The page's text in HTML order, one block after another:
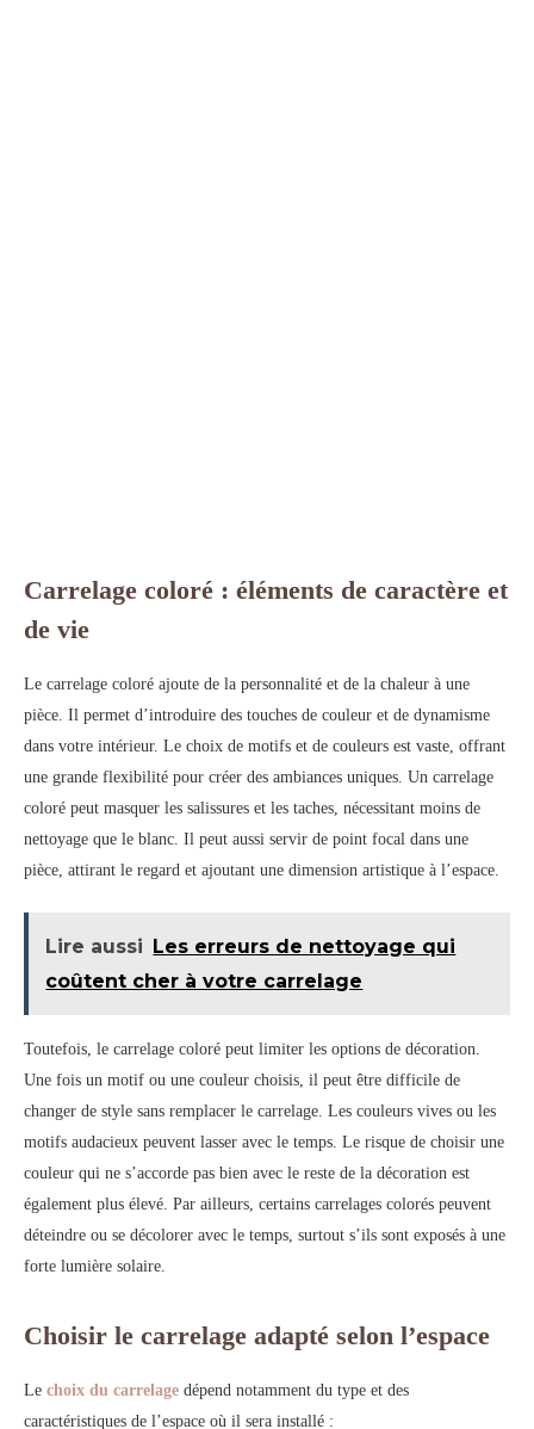
Carrelage coloré : éléments de caractère et
de vie
Le carrelage coloré ajoute de la personnalité et de la chaleur à une
pièce. Il permet d’introduire des touches de couleur et de dynamisme
dans votre intérieur. Le choix de motifs et de couleurs est vaste, offrant
une grande flexibilité pour créer des ambiances uniques. Un carrelage
coloré peut masquer les salissures et les taches, nécessitant moins de
nettoyage que le blanc. Il peut aussi servir de point focal dans une
pièce, attirant le regard et ajoutant une dimension artistique à l’espace.
Lire aussi Les erreurs de nettoyage qui
coûtent cher à votre carrelage
Toutefois, le carrelage coloré peut limiter les options de décoration.
Une fois un motif ou une couleur choisis, il peut être difficile de
changer de style sans remplacer le carrelage. Les couleurs vives ou les
motifs audacieux peuvent lasser avec le temps. Le risque de choisir une
couleur qui ne s’accorde pas bien avec le reste de la décoration est
également plus élevé. Par ailleurs, certains carrelages colorés peuvent
déteindre ou se décolorer avec le temps, surtout s’ils sont exposés à une
forte lumière solaire.
Choisir le carrelage adapté selon l’espace
Le choix du carrelage dépend notamment du type et des
caractéristiques de l’espace où il sera installé :